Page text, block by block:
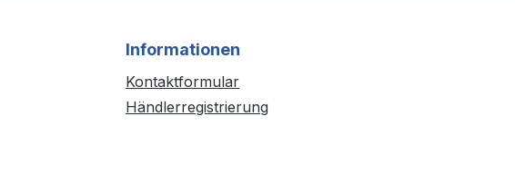
Informationen
Kontaktformular
Händlerregistrierung